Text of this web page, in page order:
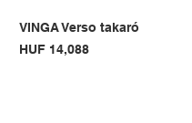
VINGA Verso takaró
Price
HUF 14,088